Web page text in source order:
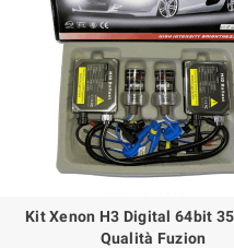
Kit Xenon H3 Digital 64bit
Qualità Fuzion